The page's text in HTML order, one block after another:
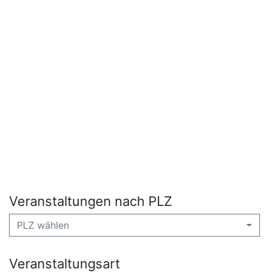
Veranstaltungen nach PLZ
PLZ wählen
Veranstaltungsart